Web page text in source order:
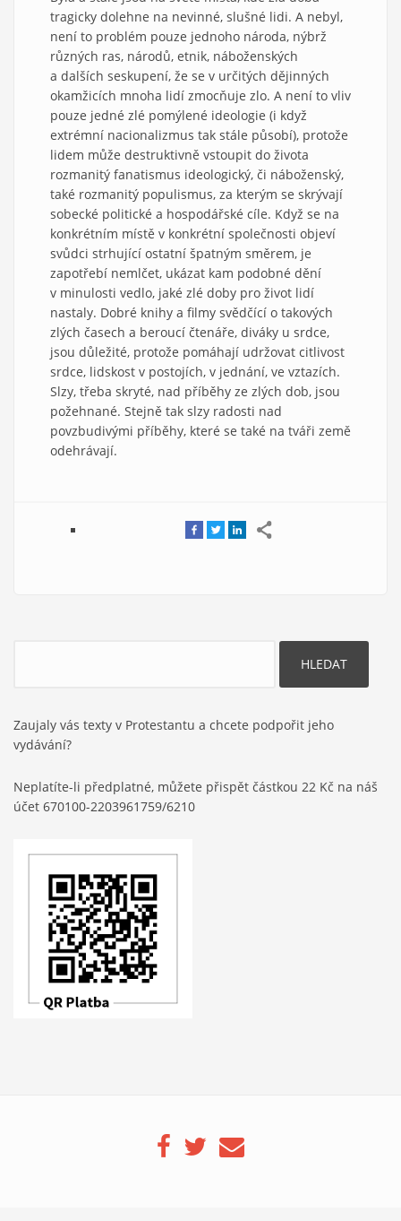
tragicky dolehne na nevinné, slušné lidi. A nebyl,
není to problém pouze jednoho národa, nýbrž
různých ras, národů, etnik, náboženských
a dalších seskupení, že se v určitých dějinných
okamžicích mnoha lidí zmocňuje zlo. A není to vliv
pouze jedné zlé pomýlené ideologie (i když
extrémní nacionalizmus tak stále působí), protože
lidem může destruktivně vstoupit do života
rozmanitý fanatismus ideologický, či náboženský,
také rozmanitý populismus, za kterým se skrývají
sobecké politické a hospodářské cíle. Když se na
konkrétním místě v konkrétní společnosti objeví
svůdci strhující ostatní špatným směrem, je
zapotřebí nemlčet, ukázat kam podobné dění
v minulosti vedlo, jaké zlé doby pro život lidí
nastaly. Dobré knihy a filmy svědčící o takových
zlých časech a beroucí čtenáře, diváky u srdce,
jsou důležité, protože pomáhají udržovat citlivost
srdce, lidskost v postojích, v jednání, ve vztazích.
Slzy, třeba skryté, nad příběhy ze zlých dob, jsou
požehnané. Stejně tak slzy radosti nad
povzbudivými příběhy, které se také na tváři země
odehrávají.
Zaujaly vás texty v Protestantu a chcete podpořit jeho
vydávání?
Neplatíte-li předplatné, můžete přispět částkou 22 Kč na náš
účet 670100-2203961759/6210